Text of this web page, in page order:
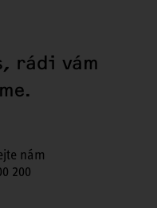
rádi vám
nám
200